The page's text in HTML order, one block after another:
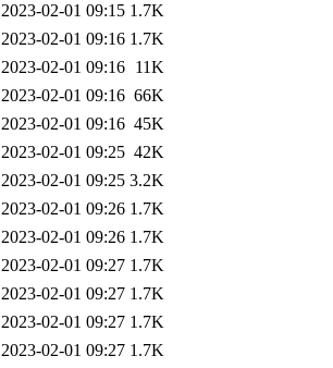
2023-02-01 09:15 1.7K
2023-02-01 09:16 1.7K
2023-02-01 09:16 11K
2023-02-01 09:16 66K
2023-02-01 09:16 45K
2023-02-01 09:25 42K
2023-02-01 09:25 3.2K
2023-02-01 09:26 1.7K
2023-02-01 09:26 1.7K
2023-02-01 09:27 1.7K
2023-02-01 09:27 1.7K
2023-02-01 09:27 1.7K
2023-02-01 09:27 1.7K